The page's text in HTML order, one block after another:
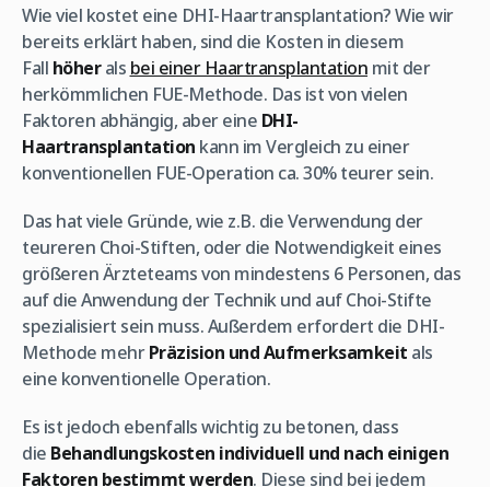
Wie viel kostet eine DHI-Haartransplantation? Wie wir
bereits erklärt haben, sind die Kosten in diesem
Fall höherals bei einer Haartransplantation mit der
herkömmlichen FUE-Methode. Das ist von vielen
Faktoren abhängig, aber eine DHI-
Haartransplantation kann im Vergleich zu einer
konventionellen FUE-Operation ca. 30% teurer sein.
Das hat viele Gründe, wie z.B. die Verwendung der
teureren Choi-Stiften, oder die Notwendigkeit eines
größeren Ärzteteams von mindestens 6 Personen, das
auf die Anwendung der Technik und auf Choi-Stifte
spezialisiert sein muss. Außerdem erfordert die DHI-
Methode mehrPräzision und Aufmerksamkeit als
eine konventionelle Operation.
Es ist jedoch ebenfalls wichtig zu betonen, dass
die Behandlungskosten individuell und nach einigen
Faktoren bestimmt werden. Diese sind bei jedem